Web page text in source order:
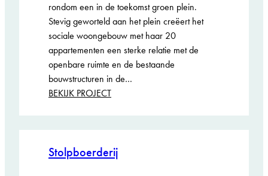
rondom een in de toekomst groen plein.
Stevig geworteld aan het plein creëert het
sociale woongebouw met haar 20
appartementen een sterke relatie met de
openbare ruimte en de bestaande
bouwstructuren in de…
BEKIJK PROJECT:
Stolpboerderij